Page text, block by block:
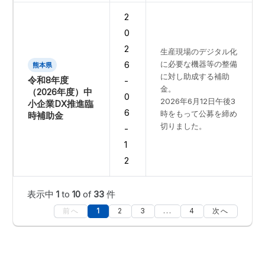
熊本県
令和8年度
（2026年度）中
小企業DX推進臨
時補助金
2
0
2
6
-
0
6
-
1
2
生産現場のデジタル化
に必要な機器等の整備
に対し助成する補助
金。
2026年6月12日午後3
時をもって公募を締め
切りました。
表示中 1 to 10 of 33 件
前へ 1 2 3 ... 4 次へ